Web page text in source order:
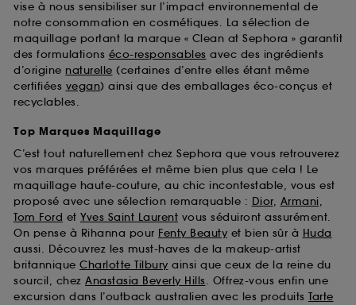
vise à nous sensibiliser sur l’impact environnemental de
notre consommation en cosmétiques. La sélection de
maquillage portant la marque « Clean at Sephora » garantit
des formulations éco-responsables avec des ingrédients
d’origine naturelle (certaines d’entre elles étant même
certifiées vegan) ainsi que des emballages éco-conçus et
recyclables.
Top Marques Maquillage
C’est tout naturellement chez Sephora que vous retrouverez
vos marques préférées et même bien plus que cela ! Le
maquillage haute-couture, au chic incontestable, vous est
proposé avec une sélection remarquable : Dior, Armani,
Tom Ford et Yves Saint Laurent vous séduiront assurément.
On pense à Rihanna pour Fenty Beauty et bien sûr à Huda
aussi. Découvrez les must-haves de la makeup-artist
britannique Charlotte Tilbury ainsi que ceux de la reine du
sourcil, chez Anastasia Beverly Hills. Offrez-vous enfin une
excursion dans l’outback australien avec les produits Tarte